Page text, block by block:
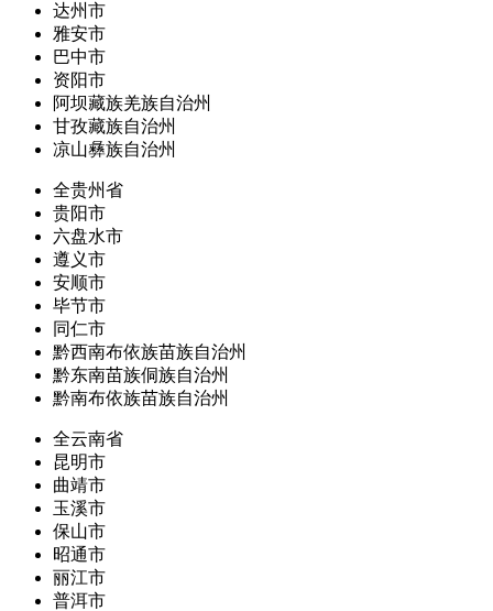
达州市
雅安市
巴中市
资阳市
阿坝藏族羌族自治州
甘孜藏族自治州
凉山彝族自治州
全贵州省
贵阳市
六盘水市
遵义市
安顺市
毕节市
同仁市
黔西南布依族苗族自治州
黔东南苗族侗族自治州
黔南布依族苗族自治州
全云南省
昆明市
曲靖市
玉溪市
保山市
昭通市
丽江市
普洱市